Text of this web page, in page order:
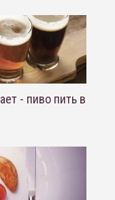
- пиво пить в